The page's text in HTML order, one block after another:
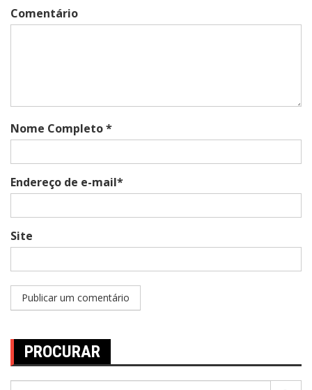
Comentário
Nome Completo *
Endereço de e-mail*
Site
PROCURAR